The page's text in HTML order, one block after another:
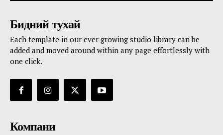
Бидний тухай
Each template in our ever growing studio library can be
added and moved around within any page effortlessly with
one click.
Компани